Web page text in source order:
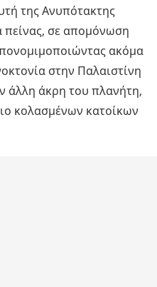
της Ανυπότακτης
πείνας, σε απομόνωση
ακόμα
στην Παλαιστίνη
άλλη άκρη του πλανήτη,
κολασμένων κατοίκων